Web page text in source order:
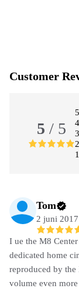
Customer
5 / 5
5
4
3
2
1
Tom
2 juni
I ue the M8
dedicated home
reproduced by the
volume even